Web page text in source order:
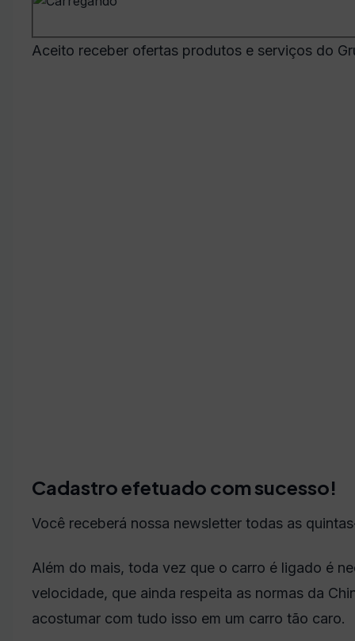
Aceito receber ofertas produtos e serviços do
Cadastro efetuado com sucesso!
Você receberá nossa newsletter todas as
Além do mais, toda vez que o carro é ligado é
velocidade, que ainda respeita as normas da
acostumar com tudo isso em um carro tão caro.